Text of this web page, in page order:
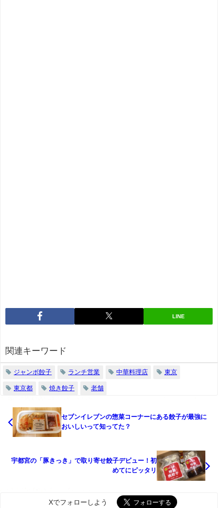
LINE
関連キーワード
ジャンボ餃子 ランチ営業 中華料理店 東京
東京都 焼き餃子 老舗
セブンイレブンの惣菜コーナーにある餃子が最強に
おいしいって知ってた？
宇都宮の「豚きっき」で取り寄せ餃子デビュー！初
めてにピッタリ
Xでフォローしよう